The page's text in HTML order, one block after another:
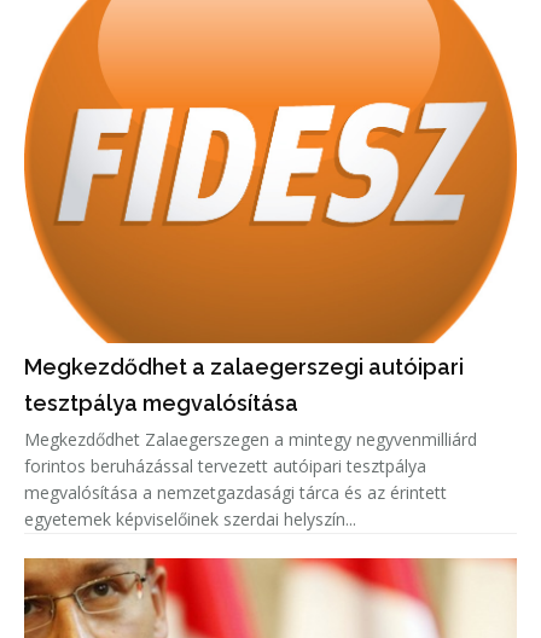
Megkezdődhet a zalaegerszegi autóipari
tesztpálya megvalósítása
Megkezdődhet Zalaegerszegen a mintegy negyvenmilliárd
forintos beruházással tervezett autóipari tesztpálya
megvalósítása a nemzetgazdasági tárca és az érintett
egyetemek képviselőinek szerdai helyszín...